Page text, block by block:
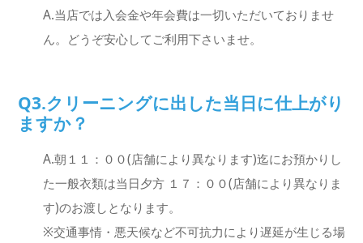
A.当店では入会金や年会費は一切いただいておりませ
ん。どうぞ安心してご利用下さいませ。
Q3.クリーニングに出した当日に仕上がり
ますか？
A.朝１１：００(店舗により異なります)迄にお預かりし
た一般衣類は当日夕方 １７：００(店舗により異なりま
す)のお渡しとなります。
※交通事情・悪天候など不可抗力により遅延が生じる場